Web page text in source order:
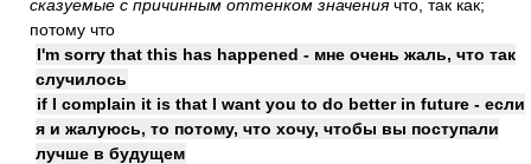
сказуемые с причинным оттенком значениячто, так как;
потому что
I'm sorry that this has happened - мне очень жаль, что так
случилось
if I complain it is that I want you to do better in future - если
я и жалуюсь, то потому, что хочу, чтобы вы поступали
лучше в будущем